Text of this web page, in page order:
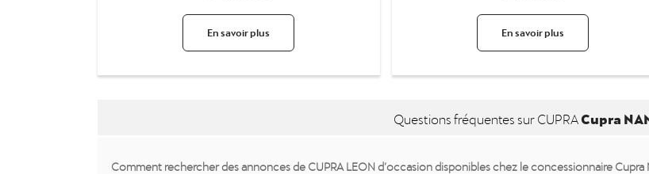
En savoir plus En savoir plus
Questions fréquentes sur CUPRACupra
Comment rechercher des annonces de CUPRA LEON d’occasion disponibles chez le concessionnaire Cupra